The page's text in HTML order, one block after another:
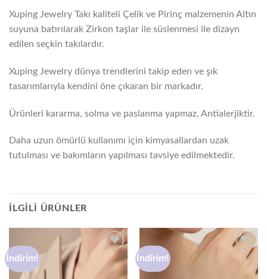
Xuping Jewelry Takı kaliteli Çelik ve Pirinç malzemenin Altın
suyuna batırılarak Zirkon taşlar ile süslenmesi ile dizayn
edilen seçkin takılardır.
Xuping Jewelry dünya trendlerini takip eden ve şık
tasarımlarıyla kendini öne çıkaran bir markadır.
Ürünleri kararma, solma ve paslanma yapmaz, Antialerjiktir.
Daha uzun ömürlü kullanımı için kimyasallardan uzak
tutulması ve bakımların yapılması tavsiye edilmektedir.
İLGILI ÜRÜNLER
İndirim! İndirim!